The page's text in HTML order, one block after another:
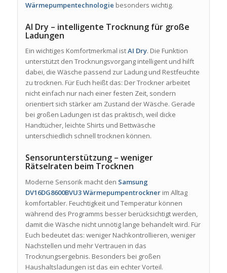
Wärmepumpentechnologie besonders wichtig.
AI Dry – intelligente Trocknung für große
Ladungen
Ein wichtiges Komfortmerkmal istAI Dry. Die Funktion
unterstützt den Trocknungsvorgang intelligent und hilft
dabei, die Wäsche passend zur Ladung und Restfeuchte
zu trocknen. Für Euch heißt das: Der Trockner arbeitet
nicht einfach nur nach einer festen Zeit, sondern
orientiert sich stärker am Zustand der Wäsche. Gerade
bei großen Ladungen ist das praktisch, weil dicke
Handtücher, leichte Shirts und Bettwäsche
unterschiedlich schnell trocknen können.
Sensorunterstützung – weniger
Rätselraten beim Trocknen
Moderne Sensorik macht den Samsung
DV16DG8600BVU3 Wärmepumpentrocknerim Alltag
komfortabler. Feuchtigkeit und Temperatur können
während des Programms besser berücksichtigt werden,
damit die Wäsche nicht unnötig lange behandelt wird. Für
Euch bedeutet das: weniger Nachkontrollieren, weniger
Nachstellen und mehr Vertrauen in das
Trocknungsergebnis. Besonders bei großen
Haushaltsladungen ist das ein echter Vorteil.